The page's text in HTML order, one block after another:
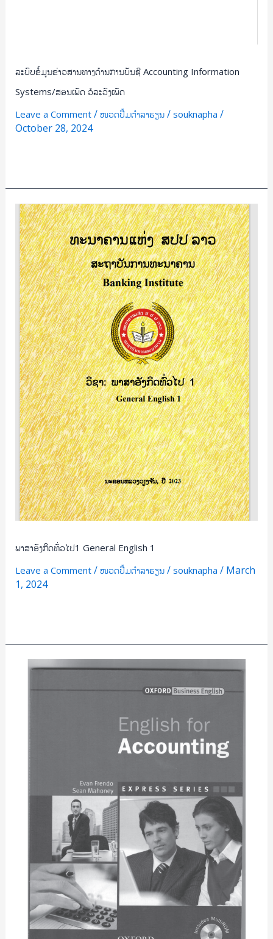
ລະບົບຂໍ້ມູນຂ່າວສານທາງດ້ານການບັນຊີ Accounting Information
Systems/ສອນເພັດ ວໍລະວົງເພັດ
Leave a Comment / ໜວດປຶ້ມຕຳລາຮຽນ/ souknapha /
October 28, 2024
ພາສາອັງກິດທົ່ວໄປ1 General English 1
Leave a Comment / ໜວດປຶ້ມຕຳລາຮຽນ/ souknapha / March
1, 2024
ພາສາ
ອັງກິດ
ທົ່ວໄປ1
General
English
1
English
Sean